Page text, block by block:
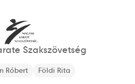
Szakszövetség
Róbert Földi Rita